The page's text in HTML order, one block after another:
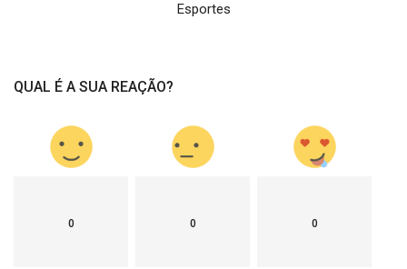
Esportes
QUAL É A SUA REAÇÃO?
0 0 0